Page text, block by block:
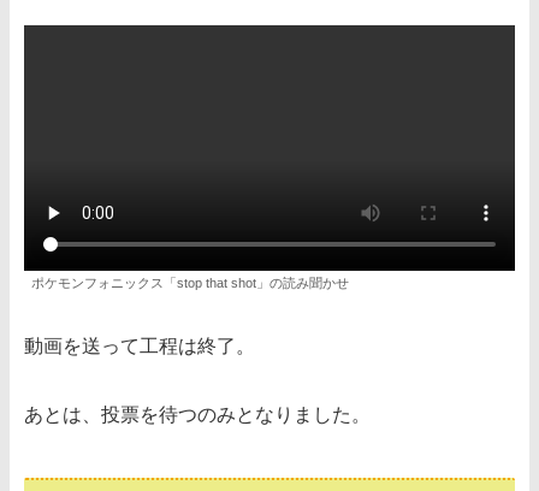
ポケモンフォニックス「stop that shot」の読み聞かせ
動画を送って工程は終了。
あとは、投票を待つのみとなりました。